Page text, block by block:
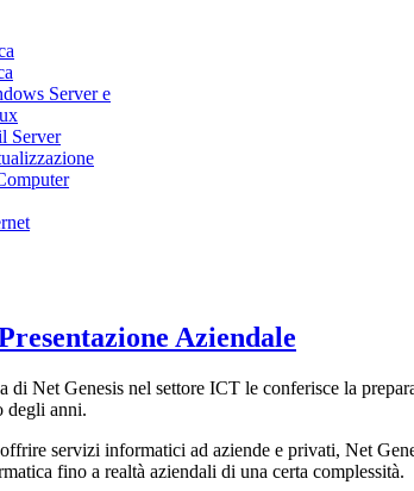
Server e
Server
Aziendale
di Net Genesis nel settore ICT le conferisce la
degli anni.
servizi informatici ad aziende e privati, Net
fino a realtà aziendali di una certa complessità.